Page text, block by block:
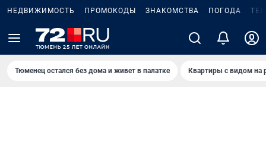
НЕДВИЖИМОСТЬ ПРОМОКОДЫ ЗНАКОМСТВА ПОГОДА
Тюменец остался без дома и живет в палатке Квартиры с видом на